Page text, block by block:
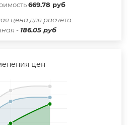
669.78 руб
цена для расчёта:
- 186.05 руб
цен